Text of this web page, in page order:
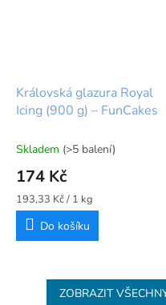
Královská glazura Royal
Icing (900 g) – FunCakes
Skladem (>5 balení)
174 Kč
Měrná
cena:
193,33 Kč / 1 kg
Do košíku
ZOBRAZIT